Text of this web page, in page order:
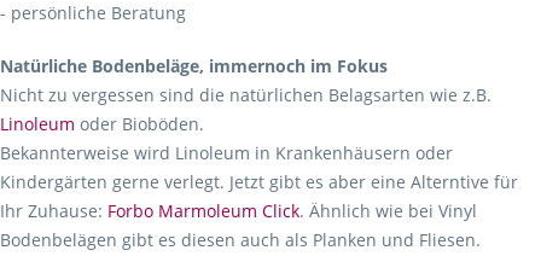
- persönliche Beratung
Natürliche Bodenbeläge, immernoch im Fokus
Nicht zu vergessen sind die natürlichen Belagsarten wie z.B.
Linoleum oder Bioböden.
Bekannterweise wird Linoleum in Krankenhäusern oder
Kindergärten gerne verlegt. Jetzt gibt es aber eine Alterntive für
Ihr Zuhause: Forbo Marmoleum Click. Ähnlich wie bei Vinyl
Bodenbelägen gibt es diesen auch als Planken und Fliesen.